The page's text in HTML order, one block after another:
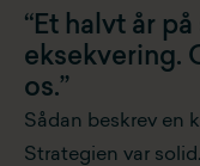
“Et halvt år
eksekvering.
os.”
Sådan beskrev en
Strategien var